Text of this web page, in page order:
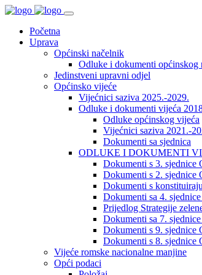
Početna
Uprava
Općinski načelnik
Odluke i dokumenti općinskog
Jedinstveni upravni odjel
Općinsko vijeće
Vijećnici saziva 2025.-2029.
Odluke i dokumenti vijeća
Odluke općinskog vijeća
Vijećnici saziva 2021.-
Dokumenti sa sjednica
ODLUKE I DOKUMENTI
Dokumenti s 3. sjednice
Dokumenti s 2. sjednice
Dokumenti s
Dokumenti sa 4.
Prijedlog Strategije
Dokumenti sa 7.
Dokumenti s 9. sjednice
Dokumenti s 8. sjednice
Vijeće romske nacionalne manjine
Opći podaci